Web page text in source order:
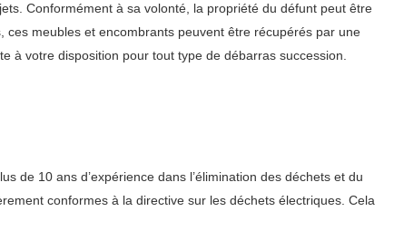
Conformément à sa volonté, la propriété du défunt peut être
meubles et encombrants peuvent être récupérés par une
à votre disposition pour tout type de débarras succession.
de 10 ans d’expérience dans l’élimination des déchets et du
conformes à la directive sur les déchets électriques. Cela